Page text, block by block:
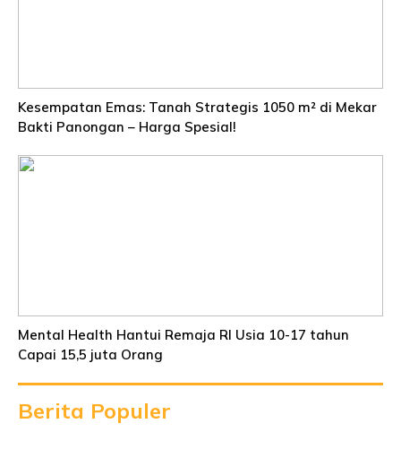
Kesempatan Emas: Tanah Strategis 1050 m² di Mekar
Bakti Panongan – Harga Spesial!
Mental Health Hantui Remaja RI Usia 10-17 tahun
Capai 15,5 juta Orang
Berita Populer